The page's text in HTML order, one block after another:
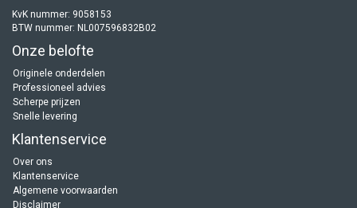
KvK nummer: 9058153
BTW nummer: NL007596832B02
Onze belofte
Originele onderdelen
Professioneel advies
Scherpe prijzen
Snelle levering
Klantenservice
Over ons
Klantenservice
Algemene voorwaarden
Disclaimer